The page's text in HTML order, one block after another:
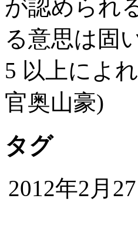
が認められ
る意思は固
5 以上によ
官奥山豪)
タグ
2012年2月